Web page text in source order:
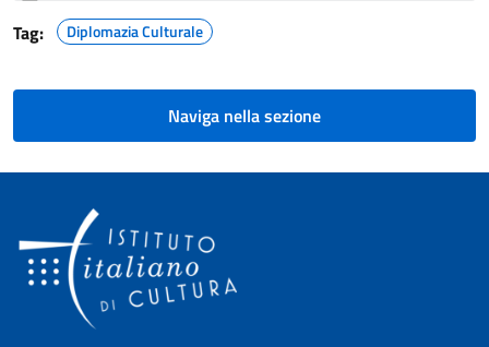
Tag: Diplomazia Culturale
Naviga nella sezione